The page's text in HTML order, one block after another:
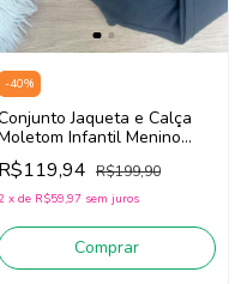
-40%
Jaqueta e Calça
Infantil Menino
Divertto 17866 (Bege
Escuro/Preto)
R$119,94 R$199,90
x de R$59,97 sem juros
Comprar